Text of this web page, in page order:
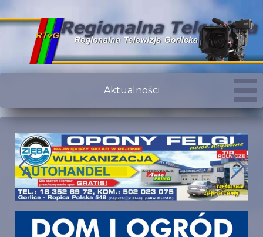
Aktualności